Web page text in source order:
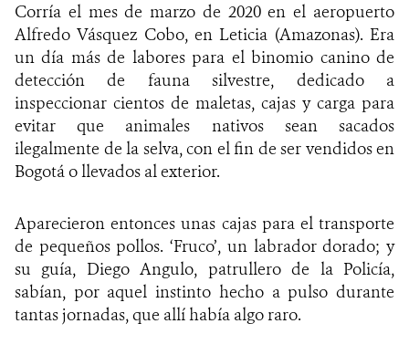
Corría el mes de marzo de 2020 en el aeropuerto
Alfredo Vásquez Cobo, en Leticia (Amazonas). Era
un día más de labores para el binomio canino de
detección de fauna silvestre, dedicado a
inspeccionar cientos de maletas, cajas y carga para
evitar que animales nativos sean sacados
ilegalmente de la selva, con el fin de ser vendidos en
Bogotá o llevados al exterior.
Aparecieron entonces unas cajas para el transporte
de pequeños pollos. ‘Fruco’, un labrador dorado; y
su guía, Diego Angulo, patrullero de la Policía,
sabían, por aquel instinto hecho a pulso durante
tantas jornadas, que allí había algo raro.